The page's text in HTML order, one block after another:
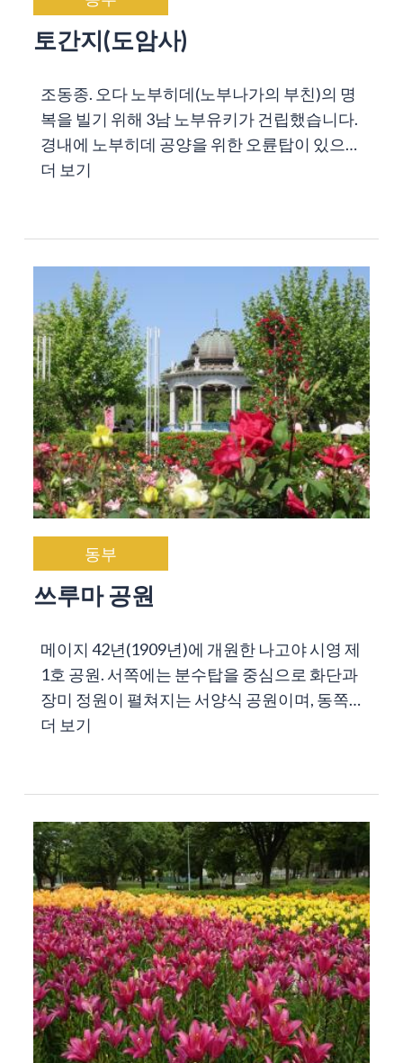
토간지(도암사)
조동종. 오다 노부히데(노부나가의 부친)의 명
복을 빌기 위해 3남 노부유키가 건립했습니다.
경내에 노부히데 공양을 위한 오륜탑이 있으…
더 보기
동부
쓰루마 공원
메이지 42년(1909년)에 개원한 나고야 시영 제
1호 공원. 서쪽에는 분수탑을 중심으로 화단과
장미 정원이 펼쳐지는 서양식 공원이며, 동쪽…
더 보기